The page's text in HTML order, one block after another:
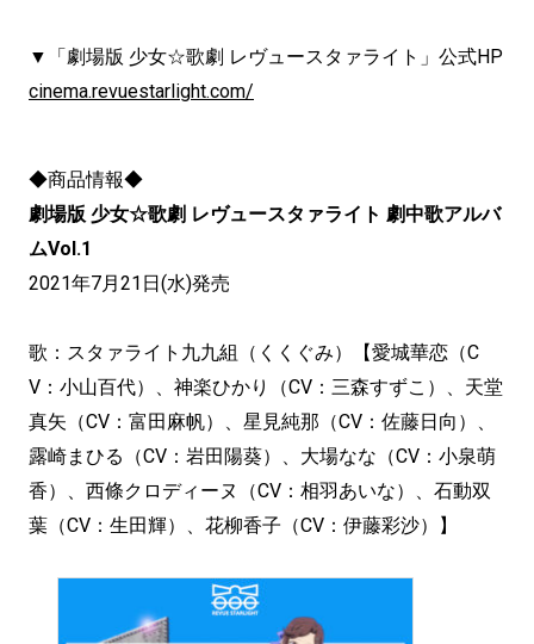
▼「劇場版 少女☆歌劇 レヴュースタァライト」公式HP
cinema.revuestarlight.com/
◆商品情報◆
劇場版 少女☆歌劇 レヴュースタァライト 劇中歌アルバ
ムVol.1
2021年7月21日(水)発売
歌：スタァライト九九組（くくぐみ）【愛城華恋（C
V：小山百代）、神楽ひかり（CV：三森すずこ）、天堂
真矢（CV：富田麻帆）、星見純那（CV：佐藤日向）、
露崎まひる（CV：岩田陽葵）、大場なな（CV：小泉萌
香）、西條クロディーヌ（CV：相羽あいな）、石動双
葉（CV：生田輝）、花柳香子（CV：伊藤彩沙）】